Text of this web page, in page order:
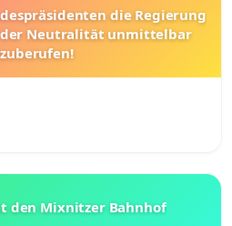
die Regierung
der Neutralität unmittelbar
den Mixnitzer Bahnhof